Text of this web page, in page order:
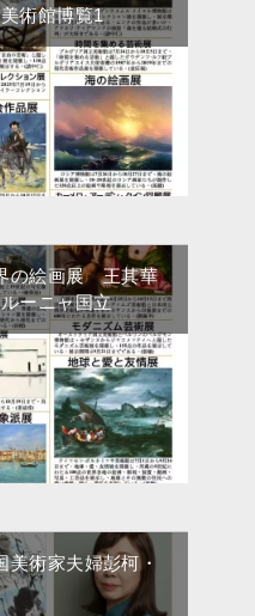
術館博覧1
の絵画展 王其華
ーニャ国立
術家夫婦彭柯・